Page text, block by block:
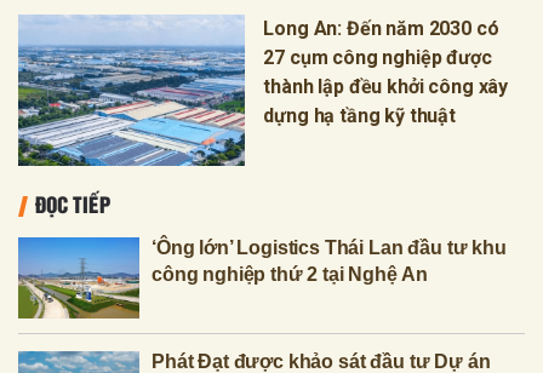
Long An: Đến năm 2030 có
27 cụm công nghiệp được
thành lập đều khởi công xây
dựng hạ tầng kỹ thuật
ĐỌC TIẾP
‘Ông lớn’ Logistics Thái Lan đầu tư khu
công nghiệp thứ 2 tại Nghệ An
Phát Đạt được khảo sát đầu tư Dự án